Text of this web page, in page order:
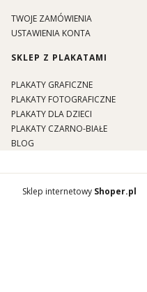
TWOJE ZAMÓWIENIA
USTAWIENIA KONTA
SKLEP Z PLAKATAMI
PLAKATY GRAFICZNE
PLAKATY FOTOGRAFICZNE
PLAKATY DLA DZIECI
PLAKATY CZARNO-BIAŁE
BLOG
Sklep internetowy Shoper.pl